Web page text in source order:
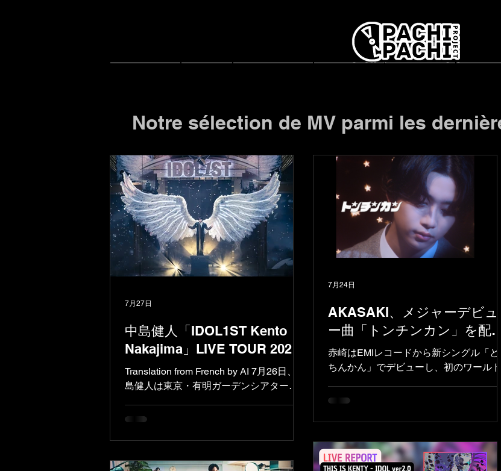
Notre sélection de MV parmi les
中島健人「IDOL1ST Kento
Nakajima」LIVE TOUR 2026
レポート！
Translation from French by AI 7月26日、中
島健人は東京・有明ガーデンシアターに
下ろしました。全国10都市27公演、約7万
ロキャリア2年目の大成功を証明するもの
となりました。 （Photo：田中聖太郎）
7月27日
AKASAKI、メジャーデビュ
ー曲「トンチンカン」を配
信！初のワールドツアー開催
も決定
赤崎はEMIレコードから新シングル「と
ちんかん」でデビューし、初のワールド
として最年少でワールドツアーを完遂し
7月24日